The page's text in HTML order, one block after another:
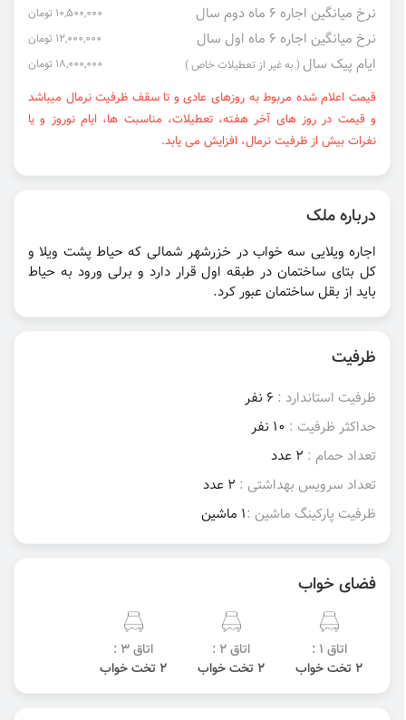
نرخ میانگین اجاره ۶ ماه دوم سال 10,500,000 تومان
نرخ میانگین اجاره ۶ ماه اول سال 12,000,000 تومان
ایام پیک سال ( به غیر از تعطیلات خاص ) 18,000,000 تومان
قیمت اعلام شده مربوط به روزهای عادی و تا سقف ظرفیت نرمال میباشد
و قیمت در روز های آخر هفته، تعطیلات، مناسبت ها، ایام نوروز و یا
نفرات بیش از ظرفیت نرمال، افزایش می یابد.
درباره ملک
اجاره ویلایی سه خواب در خزرشهر شمالی که حیاط پشت ویلا و
کل بتای ساختمان در طبقه اول قرار دارد و برلی ورود به حیاط
باید از بقل ساختمان عبور کرد.
ظرفیت
ظرفیت استاندارد : 6 نفر
حداکثر ظرفیت : 10 نفر
تعداد حمام : 2 عدد
تعداد سرویس بهداشتی : 2 عدد
ظرفیت پارکینگ ماشین :1 ماشین
فضای خواب
اتاق 1 :
2 تخت خواب
اتاق 2 :
2 تخت خواب
اتاق 3 :
2 تخت خواب